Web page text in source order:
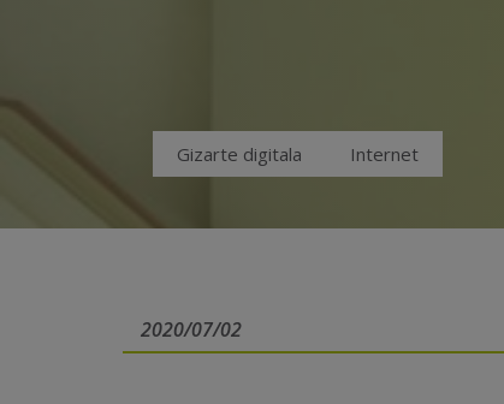
Gizarte digitala Internet
2020/07/02